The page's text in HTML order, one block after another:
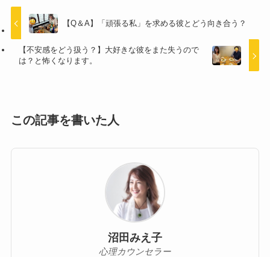
【Q＆A】「頑張る私」を求める彼とどう向き合う？
【不安感をどう扱う？】大好きな彼をまた失うので
は？と怖くなります。
この記事を書いた人
沼田みえ子
心理カウンセラー